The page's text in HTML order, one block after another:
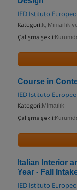
IED Istituto
Kategori: İç Mimarlık
Çalışma şekli:
Course in
IED Istituto
Kategori: Mimarlık
Çalışma şekli:
Italian Interior
Year - Fall
IED Istituto